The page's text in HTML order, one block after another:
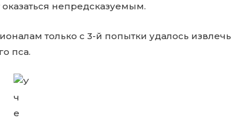
непредсказуемым.
только с 3-й попытки удалось извлечь
пса.